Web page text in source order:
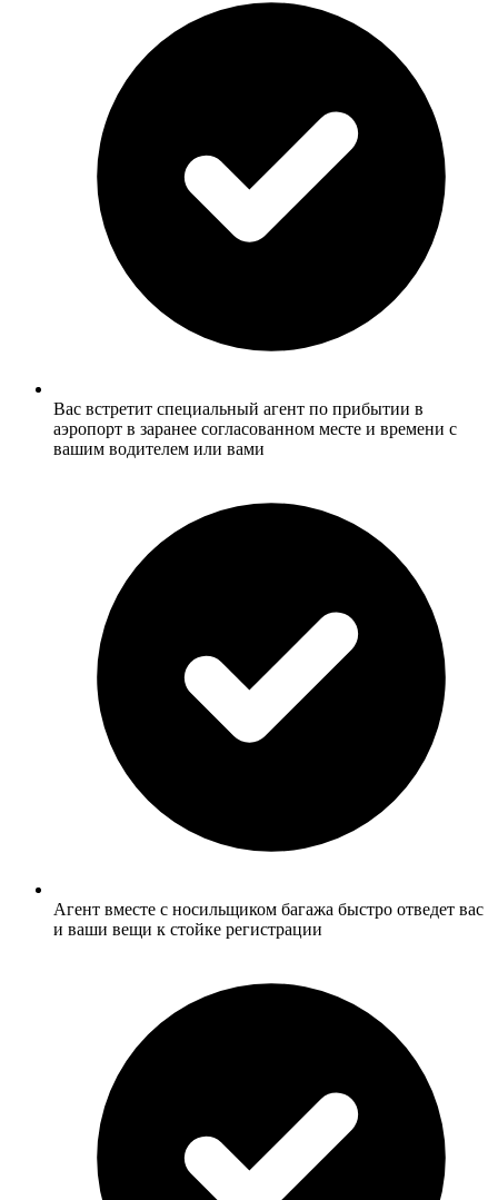
Вас встретит специальный агент по прибытии в
аэропорт в заранее согласованном месте и времени с
вашим водителем или вами
Агент вместе с носильщиком багажа быстро отведет вас
и ваши вещи к стойке регистрации